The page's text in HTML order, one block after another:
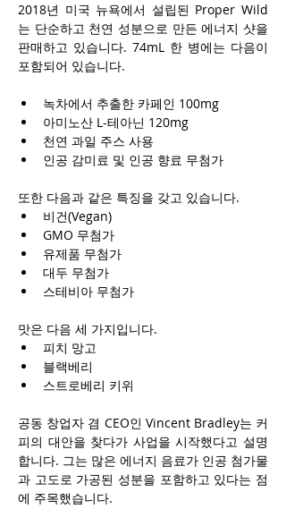
2018년 미국 뉴욕에서 설립된 Proper Wild
는 단순하고 천연 성분으로 만든 에너지 샷을
판매하고 있습니다. 74mL 한 병에는 다음이
포함되어 있습니다.
녹차에서 추출한 카페인 100mg
아미노산 L-테아닌 120mg
천연 과일 주스 사용
인공 감미료 및 인공 향료 무첨가
또한 다음과 같은 특징을 갖고 있습니다.
비건(Vegan)
GMO 무첨가
유제품 무첨가
대두 무첨가
스테비아 무첨가
맛은 다음 세 가지입니다.
피치 망고
블랙베리
스트로베리 키위
공동 창업자 겸 CEO인 Vincent Bradley는 커
피의 대안을 찾다가 사업을 시작했다고 설명
합니다. 그는 많은 에너지 음료가 인공 첨가물
과 고도로 가공된 성분을 포함하고 있다는 점
에 주목했습니다.